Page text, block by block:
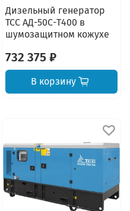
Дизельный генератор
ТСС АД-50С-Т400 в
шумозащитном кожухе
732 375 ₽
В корзину